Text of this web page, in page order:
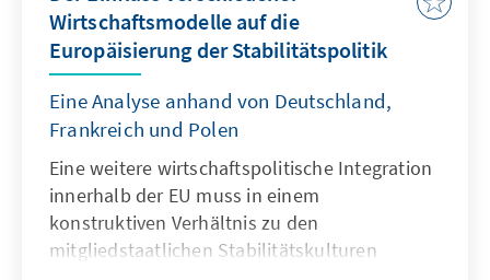
Wirtschaftsmodelle auf die
Europäisierung der Stabilitätspolitik
Eine Analyse anhand von Deutschland,
Frankreich und Polen
Eine weitere wirtschaftspolitische Integration
innerhalb der EU muss in einem
konstruktiven Verhältnis zu den
mitgliedstaatlichen Stabilitätskulturen